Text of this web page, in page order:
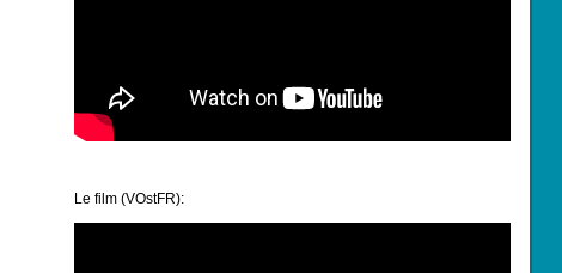
Le film (VOstFR):